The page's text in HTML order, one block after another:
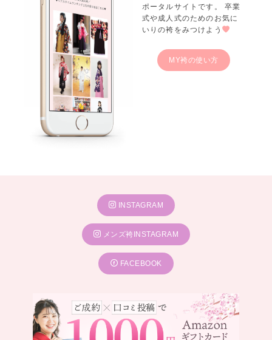
ポータルサイトです。 卒業
式や成人式のためのお気に
いりの袴をみつけよう
MY袴の使い方
INSTAGRAM
メンズ袴INSTAGRAM
FACEBOOK